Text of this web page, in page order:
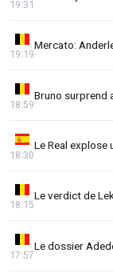
19:31
Mercato:
19:19
Bruno surprend
18:59
Le Real explose
18:30
Le verdict de
18:15
Le dossier
17:57